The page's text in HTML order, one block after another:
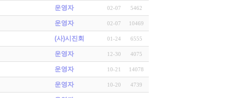
운영자 02-07 5462
운영자 02-07 10469
(사)시진회 01-24 6555
운영자 12-30 4075
운영자 10-21 14078
운영자 10-20 4739